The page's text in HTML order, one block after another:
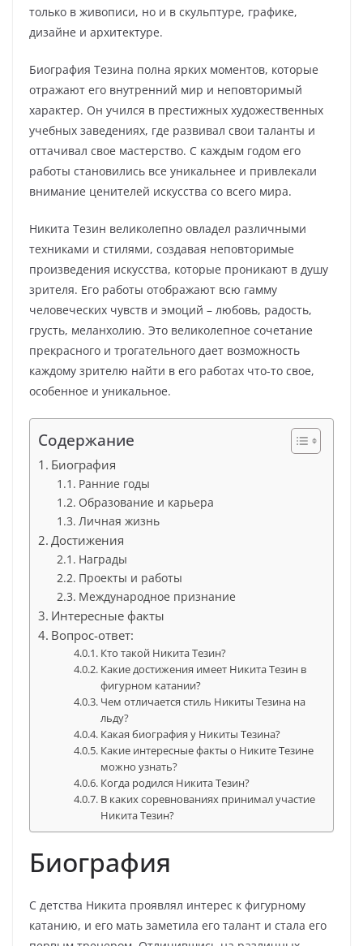
только в живописи, но и в скульптуре, графике,
дизайне и архитектуре.
Биография Тезина полна ярких моментов, которые
отражают его внутренний мир и неповторимый
характер. Он учился в престижных художественных
учебных заведениях, где развивал свои таланты и
оттачивал свое мастерство. С каждым годом его
работы становились все уникальнее и привлекали
внимание ценителей искусства со всего мира.
Никита Тезин великолепно овладел различными
техниками и стилями, создавая неповторимые
произведения искусства, которые проникают в душу
зрителя. Его работы отображают всю гамму
человеческих чувств и эмоций – любовь, радость,
грусть, меланхолию. Это великолепное сочетание
прекрасного и трогательного дает возможность
каждому зрителю найти в его работах что-то свое,
особенное и уникальное.
Содержание
Биография
Ранние годы
Образование и карьера
Личная жизнь
Достижения
Награды
Проекты и работы
Международное признание
Интересные факты
Вопрос-ответ:
Кто такой Никита Тезин?
Какие достижения имеет Никита Тезин в
фигурном катании?
Чем отличается стиль Никиты Тезина на
льду?
Какая биография у Никиты Тезина?
Какие интересные факты о Никите Тезине
можно узнать?
Когда родился Никита Тезин?
В каких соревнованиях принимал участие
Никита Тезин?
Биография
С детства Никита проявлял интерес к фигурному
катанию, и его мать заметила его талант и стала его